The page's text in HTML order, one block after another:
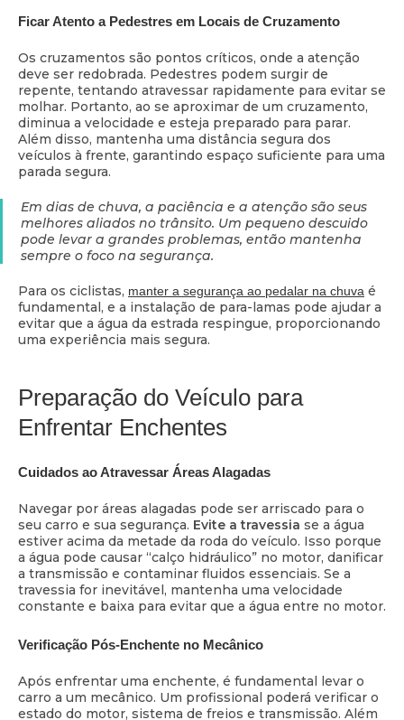
Ficar Atento a Pedestres em Locais de Cruzamento
Os cruzamentos são pontos críticos, onde a atenção
deve ser redobrada. Pedestres podem surgir de
repente, tentando atravessar rapidamente para evitar se
molhar. Portanto, ao se aproximar de um cruzamento,
diminua a velocidade e esteja preparado para parar.
Além disso, mantenha uma distância segura dos
veículos à frente, garantindo espaço suficiente para uma
parada segura.
Em dias de chuva, a paciência e a atenção são seus
melhores aliados no trânsito. Um pequeno descuido
pode levar a grandes problemas, então mantenha
sempre o foco na segurança.
Para os ciclistas, manter a segurança ao pedalar na chuva é
fundamental, e a instalação de para-lamas pode ajudar a
evitar que a água da estrada respingue, proporcionando
uma experiência mais segura.
Preparação do Veículo para
Enfrentar Enchentes
Cuidados ao Atravessar Áreas Alagadas
Navegar por áreas alagadas pode ser arriscado para o
seu carro e sua segurança. Evite a travessia se a água
estiver acima da metade da roda do veículo. Isso porque
a água pode causar “calço hidráulico” no motor, danificar
a transmissão e contaminar fluidos essenciais. Se a
travessia for inevitável, mantenha uma velocidade
constante e baixa para evitar que a água entre no motor.
Verificação Pós-Enchente no Mecânico
Após enfrentar uma enchente, é fundamental levar o
carro a um mecânico. Um profissional poderá verificar o
estado do motor, sistema de freios e transmissão. Além